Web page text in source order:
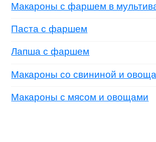
Макароны с фаршем в
Паста с фаршем
Лапша с фаршем
Макароны со свининой и
Макароны с мясом и овощами